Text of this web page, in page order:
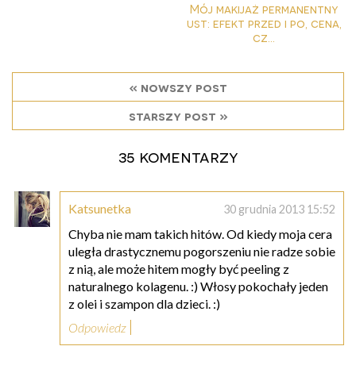
Mój makijaż permanentny
ust: efekt przed i po, cena,
cz...
« nowszy post
starszy post »
35 komentarzy
Katsunetka 30 grudnia 2013 15:52
Chyba nie mam takich hitów. Od kiedy moja cera
uległa drastycznemu pogorszeniu nie radze sobie
z nią, ale może hitem mogły być peeling z
naturalnego kolagenu. :) Włosy pokochały jeden
z olei i szampon dla dzieci. :)
Odpowiedz